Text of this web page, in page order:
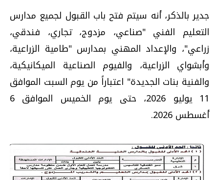
جدير بالذكر، أنه سيتم فتح باب القبول لجميع مدارس
التعليم الفني "صناعي، مزدوج، تجاري، فندقي،
زراعي"، والإعداد المهني بمدارس "طامية الزراعية،
وأبشواي الزراعية، والفيوم الصناعية الميكانيكية،
والفنية بنات الجديدة" اعتباراً من يوم السبت الموافق
11 يوليو 2026، حتى يوم الخميس الموافق 6
أغسطس 2026.